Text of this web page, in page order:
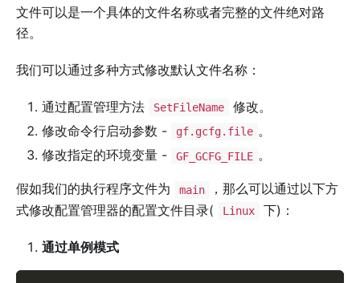
文件可以是一个具体的文件名称或者完整的文件绝对路
径。
我们可以通过多种方式修改默认文件名称：
通过配置管理方法 SetFileName
修改。
修改命令行启动参数 -
gf.gcfg.file 。
修改指定的环境变量 -
GF_GCFG_FILE 。
假如我们的执行程序文件为 main
，那么可以通过以下方
式修改配置管理器的配置文件目录(
Linux 下)：
通过单例模式